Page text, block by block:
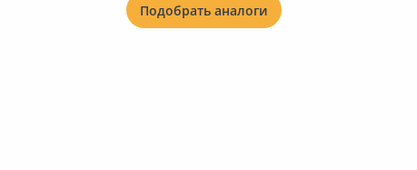
Подобрать аналоги